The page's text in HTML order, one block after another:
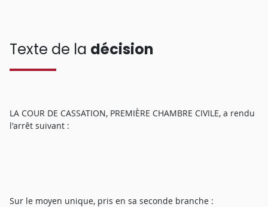
Texte de la décision
LA COUR DE CASSATION, PREMIÈRE CHAMBRE CIVILE, a rendu
l'arrêt suivant :
Sur le moyen unique, pris en sa seconde branche :